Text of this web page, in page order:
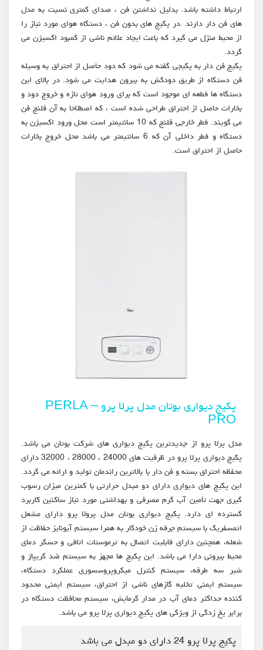
ارتباط داشته باشد. بدلیل نداشتن فن ، صدای کمتری نسبت به مدل
های فن دار دارند .در پکیج های بدون فن ، دستگاه هوای مورد نیاز را
از محیط منزل می گیرد که باعث ایجاد علائم ناشی از کمبود اکسیژن می
گردد.
پکیج فن دار به پکیجی گفته می شود که دود حاصل از احتراق به وسیله
فن دستگاه از طریق دودکش به بیرون هدایت می شود. در بالای این
دستگاه ها قطعه ای موجود است که برای ورود هوای تازه و خروج دود و
بخارات حاصل از احتراق طراحی شده است ، که اصطلاحا به آن فلنج فن
می گویند. قطر خارجی فلنج که 10 سانتیمتر است محل ورود اکسیژن به
دستگاه و قطر داخلی آن که 6 سانتیمتر می باشد محل خروج بخارات
حاصل از احتراق است.
پکیج دیواری بوتان مدل پرلا پرو – PERLA
PRO
مدل پرلا پرو از جدیدترین پکیج دیواری های شرکت بوتان می باشد.
پکیج دیواری پرلا پرو در ظرفیت های 24000 ، 28000 ، 32000 دارای
محفظه احتراق بسته و فن دار با بالاترین راندمان تولید و ارائه می گردد.
این پکیج های دیواری دارای دو مبدل حرارتی با کمترین میزان رسوب
گیری جهت تأمین آب گرم مصرفی و بهداشتی مورد نیاز ساکنین کاربرد
گسترده ای دارد. پکیج دیواری بوتان مدل پرولا پرو دارای مشعل
اتمسفریک با سیستم جرقه زن خودکار به همرا سیستم آیونایز حفاظت از
شعله، همچنین دارای قابلیت اتصال به ترموستات اتاقی و حسگر دمای
محیط بیرونی دارا می باشد. این پکیج ها مجهز به سیستم ضد گریپاژ و
شیر سه طرفه، سیستم کنترل میکروپروسسوری عملکرد دستگاه،
سیستم ایمنی تخلیه گازهای ناشی از احتراق، سیستم ایمنی محدود
کننده حداکثر دمای آب در مدار گرمایش، سیستم محافظت دستگاه در
برابر یخ زدگی از ویژگی های پکیج دیواری پرلا پرو می باشد.
پکیج پرلا پرو 24 دارای دو مبدل می باشد